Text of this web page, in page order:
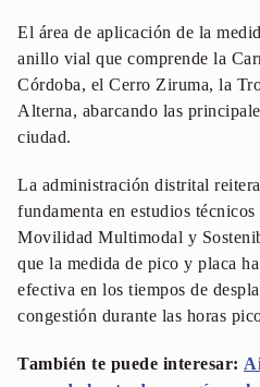
El área de aplicación de la
anillo vial que comprende la
Córdoba, el Cerro Ziruma, la
Alterna, abarcando las
ciudad.
La administración distrital
fundamenta en estudios
Movilidad Multimodal y
que la medida de pico y placa
efectiva en los tiempos de
congestión durante las horas
También te puede interesar: